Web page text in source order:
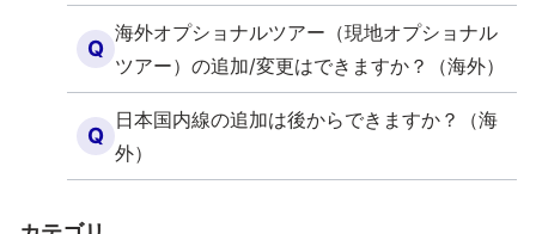
Q
海外オプショナルツアー（現地オプショナル
ツアー）の追加/変更はできますか？（海外）
Q
日本国内線の追加は後からできますか？（海
外）